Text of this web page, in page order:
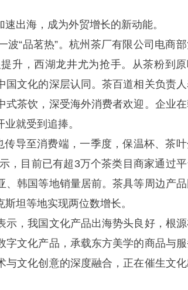
出海，成为外贸增长的新动能。
“品茗热”。杭州茶厂有限公司电商部
升，西湖龙井尤为抢手。从茶粉到
文化的深层认同。茶百道相关负责
茶饮，深受海外消费者欢迎。企业
就受到追捧。
导至消费端，一季度，保温杯、茶叶
，目前已有超3万个茶类目商家通过平
韩国等地销量居前。茶具等周边产品
坦等地实现两位数增长。
，我国文化产品出海势头良好，根源
文化产品，承载东方美学的商品与
文化创意的深度融合，正在催生文化